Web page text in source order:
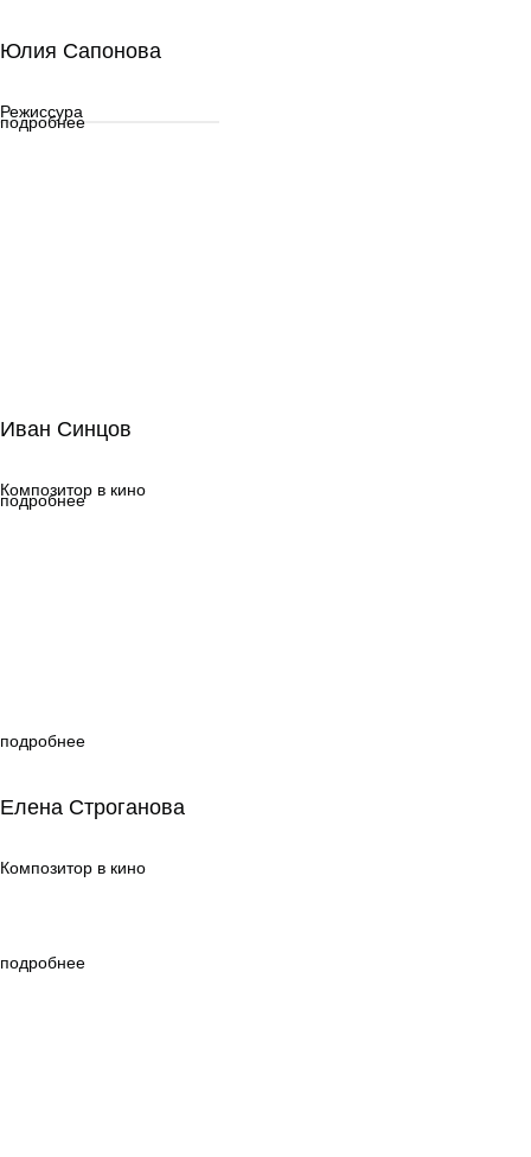
подробнее
подробнее
Юлия Сапонова
Режиссура
подробнее
Иван Синцов
Композитор в кино
подробнее
Елена Строганова
Композитор в кино